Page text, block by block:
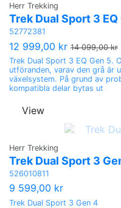
Herr Trekking
Trek Dual Sport 3 EQ
52772381
12 999,00 kr 14 099,00 kr
Trek Dual Sport 3 EQ Gen 5.
utföranden, varav den grå är
växelsystem. På grund av
kompatibla delar bytas ut
View
Herr Trekking
Trek Dual Sport 3
526010811
9 599,00 kr
Trek Dual Sport 3 Gen 4